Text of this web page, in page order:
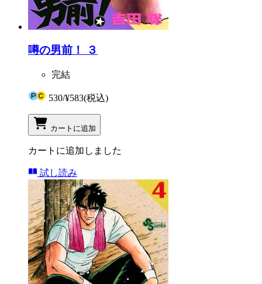
噂の男前！ ３
完結
530/¥583(税込)
カートに追加
カートに追加しました
試し読み